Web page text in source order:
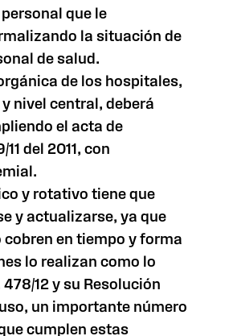
que le
la situación de
de salud.
de los hospitales,
nivel central, deberá
el acta de
del 2011, con
y rotativo tiene que
y actualizarse, ya que
cobren en tiempo y forma
lo realizan como lo
12 y su Resolución
un importante número
cumplen estas